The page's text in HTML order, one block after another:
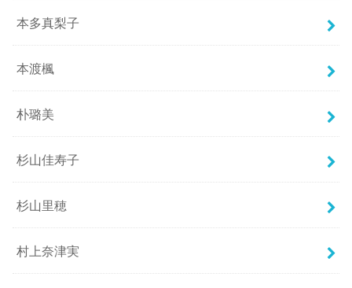
本多真梨子
本渡楓
朴璐美
杉山佳寿子
杉山里穂
村上奈津実